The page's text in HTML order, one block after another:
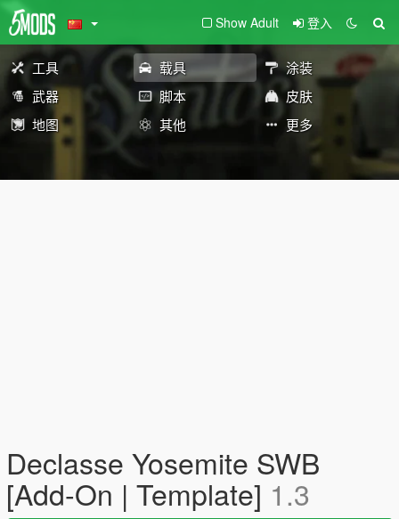
Show Adult 登入
工具 载具
涂装
武器
脚本
皮肤
地图
其他 更多
Declasse Yosemite SWB
[Add-On | Template] 1.3